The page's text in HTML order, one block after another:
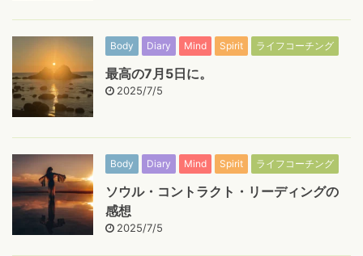
Body Diary Mind Spirit ライフコーチング
最高の7月5日に。
2025/7/5
Body Diary Mind Spirit ライフコーチング
ソウル・コントラクト・リーディングの
感想
2025/7/5